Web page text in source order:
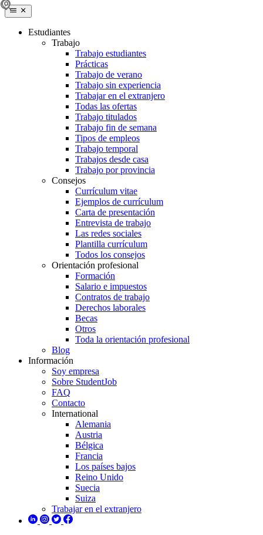
Estudiantes
Trabajo
Trabajo estudiantes
Prácticas
Trabajo de verano
Trabajo sin experiencia
Trabajar en el extranjero
Todas las ofertas
Trabajo titulados
Trabajo fin de semana
Tipos de empleos
Trabajo temporal
Trabajos desde casa
Trabajo por provincia
Consejos
Currículum vitae
Ejemplos de currículum
Carta de presentación
Entrevista de trabajo
Las redes sociales
Plantilla currículum
Todos los consejos
Orientación profesional
Formación
Salario e impuestos
Contratos de trabajo
Derechos laborales
Becas
Otros
Toda la orientación profesional
Blog
Información
Soy empresa
Sobre StudentJob
FAQ
Contacto
International
Alemania
Austria
Bélgica
Francia
Los países bajos
Reino Unido
Suecia
Suiza
Trabajar en el extranjero